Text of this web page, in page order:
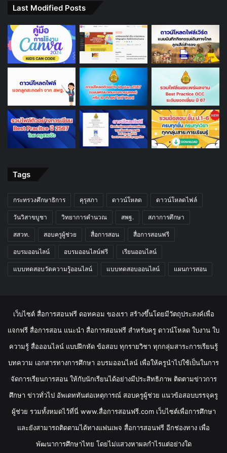
Last Modified Posts
Tags
กระทรวงศึกษาธิการ คุรุสภา ดาวน์โหลด ดาวน์โหลดไฟล์
วันวิสาขบูชา วิทยาการคำนวณ สพฐ. สภาการศึกษา
สสวท. สอบครูผู้ช่วย สื่อการสอน สื่อการสอนฟรี
อบรมออนไลน์ อบรมออนไลน์ฟรี เรียนออนไลน์
แบบทดสอบวัดความรู้ออนไลน์ แบบทดสอบออนไลน์ แผนการสอน
เว็บไซต์ สื่อการสอนฟรี ดอทคอม ของเรา สร้างขึ้นโดยมีวัตถุประสงค์เพื่อ
แจกฟรี สื่อการสอน แนะนำ สื่อการสอนฟรี สำหรับครู ดาวน์โหลด ใบงาน ใบ
ความรู้ สื่อออนไลน์ แบบฝึกหัด ข้อสอบ ทุกรายวิชา ทุกกลุ่มสาระการเรียนรู้
บทความ เอกสารทางการศึกษา อบรมออนไลน์ เพื่อให้ครูนำไปใช้เป็นในการ
จัดการเรียนการสอน ให้กับนักเรียนได้อย่างมีประสิทธิภาพ ติดตามข่าวการ
ศึกษา ข่าวทั่วไป อัพเดททันต่อเหตุการณ์ สอบครูผู้ช่วย แนวข้อสอบบรรจุครู
ผู้ช่วย รวมทั้งหมดไว้ที่นี่ www.สื่อการสอนฟรี.com เว็บไซต์เพื่อการศึกษา
และยังสามารถติดตามได้ทางแฟนเพจ สื่อการสอนฟรี อีกช่องทาง เพื่อ
พัฒนาการศึกษาไทย โดยไม่แสวงหาผลกำไรแต่อย่างใด